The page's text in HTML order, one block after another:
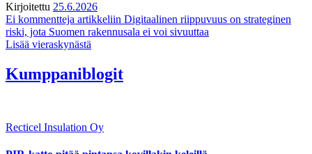
Kirjoitettu 25.6.2026
Ei kommentteja artikkeliin Digitaalinen riippuvuus on strateginen
riski, jota Suomen rakennusala ei voi sivuuttaa
Lisää vieraskynästä
Kumppaniblogit
Recticel Insulation Oy